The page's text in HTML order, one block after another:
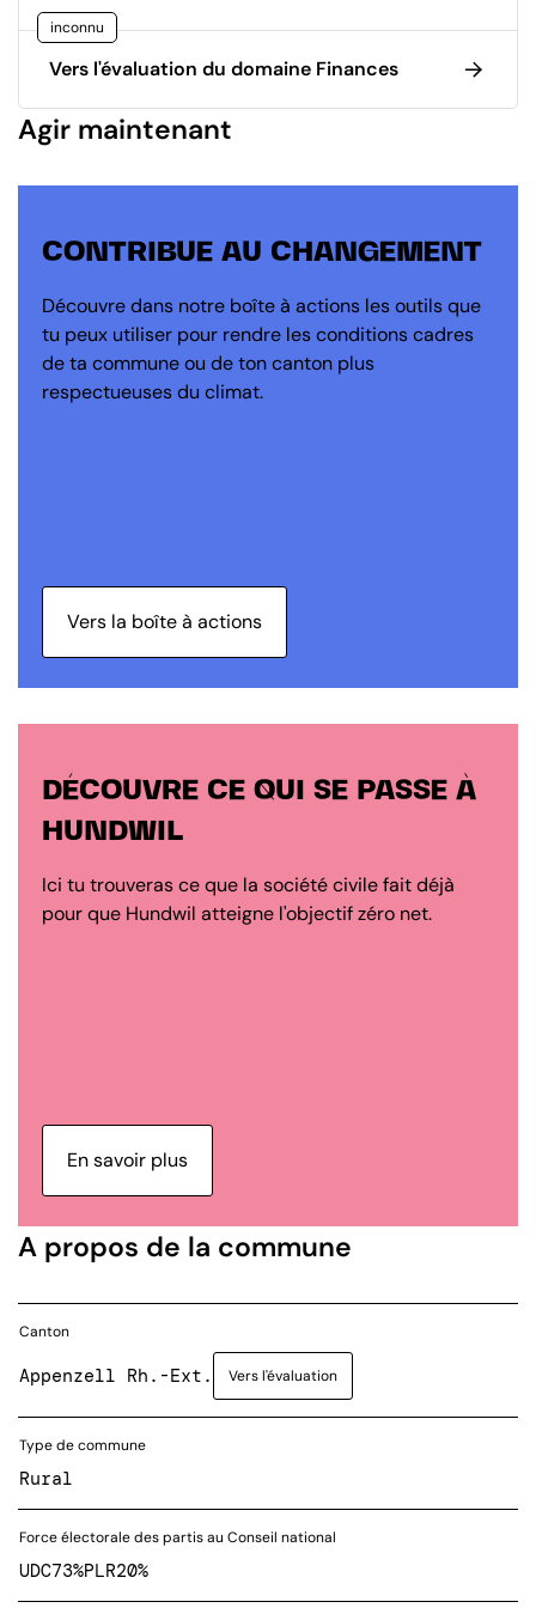
inconnu
Vers l'évaluation du domaine Finances
Agir maintenant
CONTRIBUE AU CHANGEMENT
Découvre dans notre boîte à actions les outils que
tu peux utiliser pour rendre les conditions cadres
de ta commune ou de ton canton plus
respectueuses du climat.
Vers la boîte à actions
DÉCOUVRE CE QUI SE PASSE À
HUNDWIL
Ici tu trouveras ce que la société civile fait déjà
pour que Hundwil atteigne l'objectif zéro net.
En savoir plus
A propos de la commune
Canton
Appenzell Rh.-Ext. Vers l'évaluation
Type de commune
Rural
Force électorale des partis au Conseil national
UDC73%PLR20%